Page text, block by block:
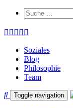
Soziales
Blog
Philosophie
Team
Toggle navigation